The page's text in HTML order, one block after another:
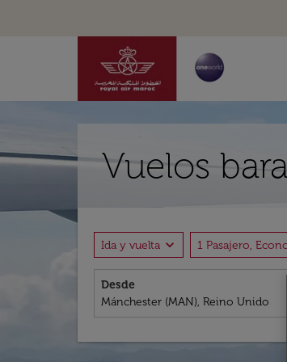
Vuelos
Ida y vuelta expand_more 1 Pasajero,
Desde